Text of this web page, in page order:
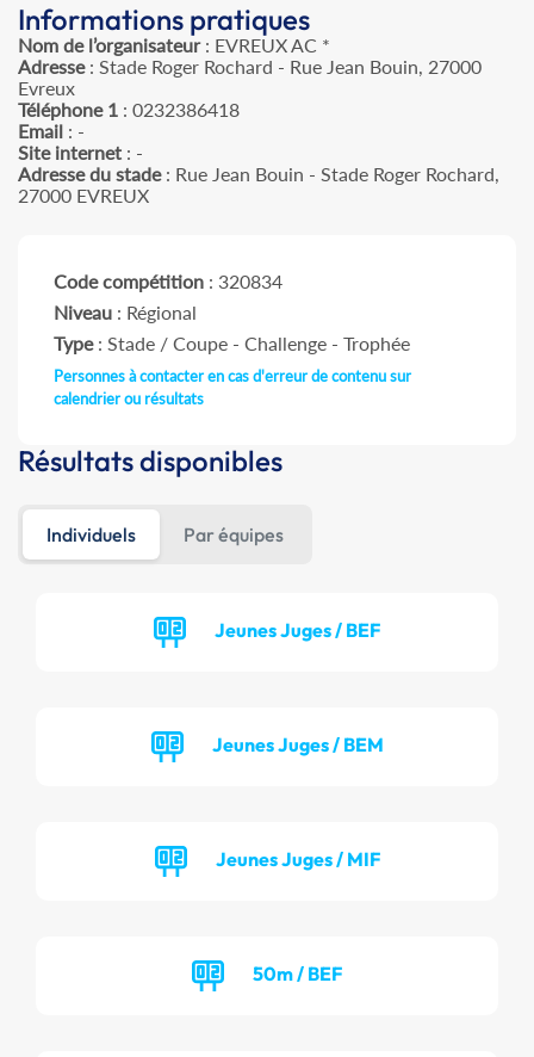
Informations pratiques
Nom de l’organisateur: EVREUX AC *
Adresse: Stade Roger Rochard - Rue Jean Bouin, 27000
Evreux
Téléphone 1 : 0232386418
Email : -
Site internet : -
Adresse du stade: Rue Jean Bouin - Stade Roger Rochard,
27000 EVREUX
Code compétition : 320834
Niveau : Régional
Type: Stade / Coupe - Challenge - Trophée
Personnes à contacter en cas d'erreur de contenu sur
calendrier ou résultats
Résultats disponibles
Individuels Par équipes
Jeunes Juges / BEF
Jeunes Juges / BEM
Jeunes Juges / MIF
50m / BEF